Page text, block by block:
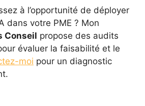
à l’opportunité de déployer
dans votre PME ? Mon
Conseil propose des audits
évaluer la faisabilité et le
moi pour un diagnostic